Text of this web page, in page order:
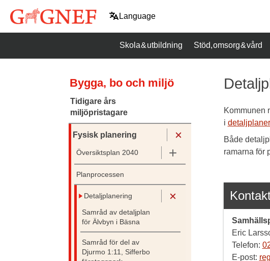
Language
Skola & utbildning Stöd, omsorg & vård
Bygga, bo och miljö
Tidigare års
miljöpristagare
Fysisk planering
Översiktsplan 2040
Planprocessen
Detaljplanering
Samråd av detaljplan
för Älvbyn i Bäsna
Samråd för del av
Djurmo 1:11, Sifferbo
Kommunen
i detaljplaner
Både
ramarna för
Eric
Telefon:
E-post: